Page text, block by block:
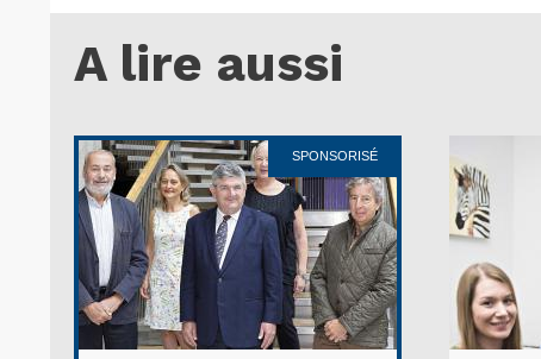
A lire aussi
SPONSORISÉ